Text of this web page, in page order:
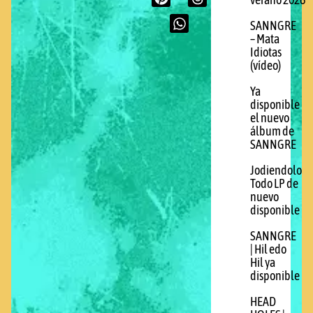
SANNGRE
– Mata
Idiotas
(vídeo)
Ya
disponible
el nuevo
álbum de
SANNGRE
Jodiendolo
Todo LP de
nuevo
disponible
SANNGRE
| Hil edo
Hil ya
disponible
HEAD